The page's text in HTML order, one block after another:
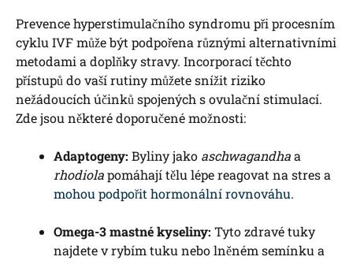
Prevence hyperstimulačního syndromu při procesním
cyklu IVF může být podpořena různými alternativními
metodami a doplňky stravy. Incorporací těchto
přístupů do vaší rutiny můžete snížit riziko
nežádoucích účinků spojených s ovulační stimulací.
Zde jsou některé doporučené možnosti:
Adaptogeny: Byliny jako aschwagandhaa
rhodiolapomáhají tělu lépe reagovat na stres a
mohou podpořit hormonální rovnováhu.
Omega-3 mastné kyseliny: Tyto zdravé tuky
najdete v rybím tuku nebo lněném semínku a